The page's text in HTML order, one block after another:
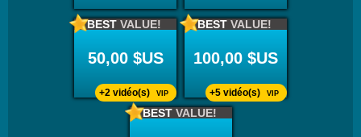
BEST VALUE!
50,00 $US
+2 vidéo(s) VIP
BEST VALUE!
100,00 $US
+5 vidéo(s) VIP
BEST VALUE!